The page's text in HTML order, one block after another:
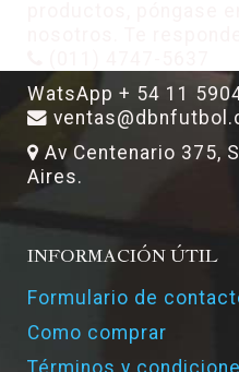
WatsApp + 54 11
Av Centenario 375,
Aires.
INFORMACIÓN ÚTIL
Formulario de
Como comprar
Términos y